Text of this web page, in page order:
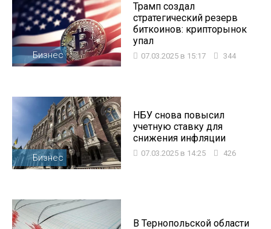
Бизнес
Трамп создал
стратегический резерв
биткоинов: крипторынок
упал
07.03.2025 в 15:17 344
Бизнес
НБУ снова повысил
учетную ставку для
снижения инфляции
07.03.2025 в 14:25 426
В Тернопольской области